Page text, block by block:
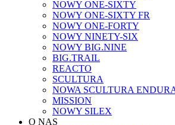
NOWY ONE-SIXTY
NOWY ONE-SIXTY FR
NOWY ONE-FORTY
NOWY NINETY-SIX
NOWY BIG.NINE
BIG.TRAIL
REACTO
SCULTURA
NOWA SCULTURA
MISSION
NOWY SILEX
O NAS